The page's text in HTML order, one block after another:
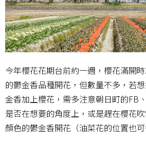
今年櫻花花期台前約一週，櫻花滿開
的鬱金香品種開花，但數量不多，若
金香加上櫻花，需多注意朝日町的FB
是否在想要的角度上，或是趕在櫻花
顏色的鬱金香開花（油菜花的位置也